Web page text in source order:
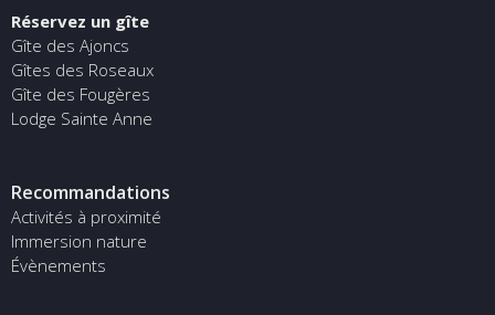
Réservez un gîte
Gîte des Ajoncs
Gîtes des Roseaux
Gîte des Fougères
Lodge Sainte Anne
Recommandations
Activités à proximité
Immersion nature
Évènements